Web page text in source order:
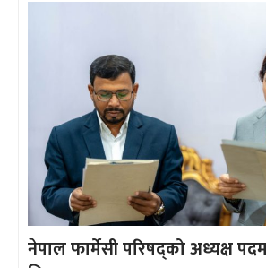
नेपाल फार्मेसी परिषद्को अध्यक्ष